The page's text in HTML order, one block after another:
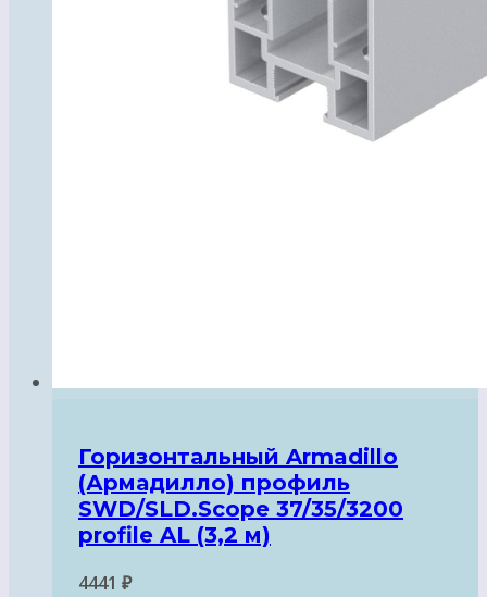
Горизонтальный Armadillo
(Армадилло) профиль
SWD/SLD.Scope 37/35/3200
profile AL (3,2 м)
4441 ₽